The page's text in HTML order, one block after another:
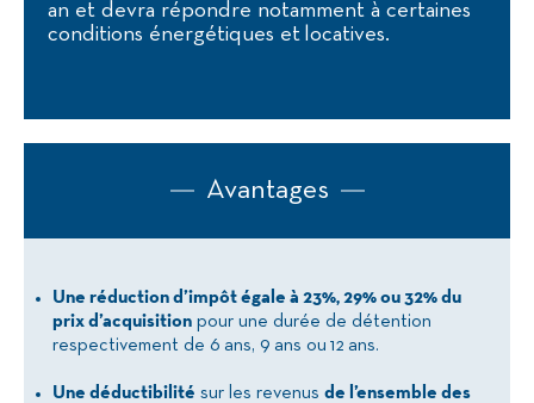
an et devra répondre notamment à certaines
conditions énergétiques et locatives.
Avantages
Une réduction d’impôt égale à 23%, 29% ou 32% du
prix d’acquisition pour une durée de détention
respectivement de 6 ans, 9 ans ou 12 ans.
Une déductibilité sur les revenus de l’ensemble des